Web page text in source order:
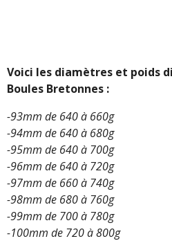
Voici les diamètres et poids
Boules Bretonnes :
-93mm de 640 à 660g
-94mm de 640 à 680g
-95mm de 640 à 700g
-96mm de 640 à 720g
-97mm de 660 à 740g
-98mm de 680 à 760g
-99mm de 700 à 780g
-100mm de 720 à 800g